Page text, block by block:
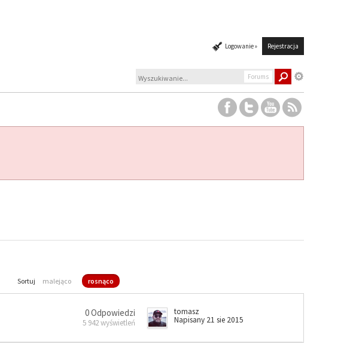
Logowanie » Rejestracja
Forums
Sortuj malejąco rosnąco
0 Odpowiedzi
5 942 wyświetleń
tomasz
Napisany 21 sie 2015